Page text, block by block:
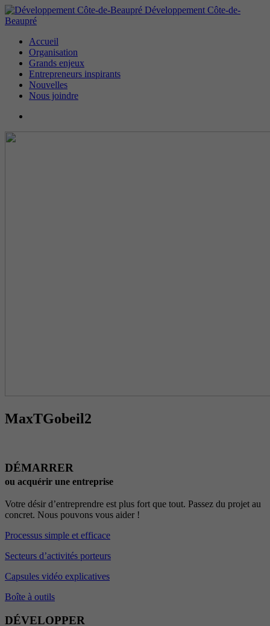
Développement Côte-de-
Beaupré
Accueil
Organisation
Grands enjeux
Entrepreneurs inspirants
Nouvelles
Nous joindre
MaxTGobeil2
DÉMARRER
ou acquérir une entreprise
Votre désir d’entreprendre est plus fort que tout. Passez du projet au
concret. Nous pouvons vous aider !
Processus simple et efficace
Secteurs d’activités porteurs
Capsules vidéo explicatives
Boîte à outils
DÉVELOPPER